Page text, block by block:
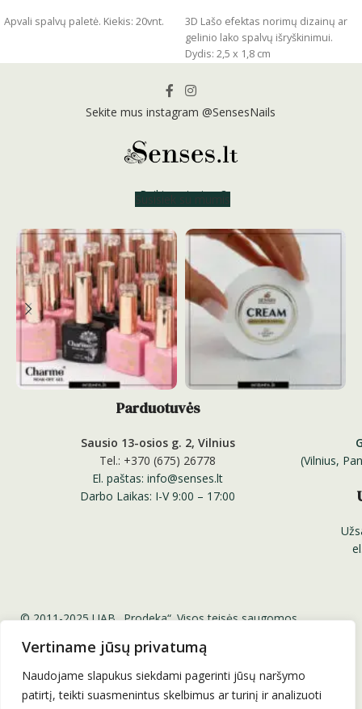
Vertiname jūsų privatumą
Naudojame slapukus siekdami pagerinti jūsų naršymo
patirtį, teikti suasmenintus skelbimus ar turinį ir analizuoti
Apvali spalvų paletė. Kiekis: 20vnt.
3D Lašo efektas norimų dizainų ar
gelinio lako spalvų išryškinimui.
Dydis: 2,5 x 1,8 cm
Sekite mus instagram @SensesNails
Reikia patarimo?
Susisiek su mumis
Parduotuvės
Sausio 13-osios g. 2, Vilnius
Tel.: +370 (675) 26778
El. paštas: info@senses.lt
Darbo Laikas: I-V 9:00 – 17:00
(Vilnius,
© 2011-2025 UAB „Prodeka“. Visos teisės saugomos.
Professional Nail Systems ™
Be UAB „Prodeka“ sutikimo draudžiama kopijuoti ir platinti
svetainėje esančią informaciją.